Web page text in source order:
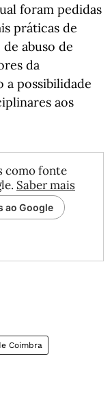
foram pedidas
práticas de
abuso de
da
a possibilidade
aos
como fonte
Saber mais
ao Google
Coimbra